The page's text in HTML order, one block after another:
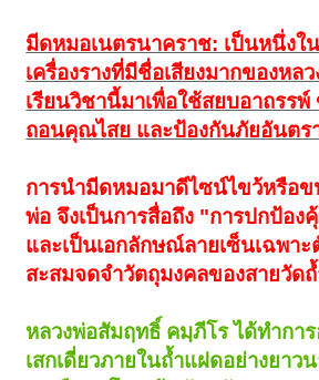
มีดหมอเนตรนาคราช: เป็นหนึ่งใ
เครื่องรางที่มีชื่อเสียงมากของหล
เรียนวิชานี้มาเพื่อใช้สยบอาถรร
ถอนคุณไสย และป้องกันภัยอันตร
การนำมีดหมอมาดีไซน์ไขว้หรือข
พ่อ จึงเป็นการสื่อถึง "การปกป้อง
และเป็นเอกลักษณ์ลายเซ็นเฉพา
สะสมจดจำวัตถุมงคลของสายวัด
หลวงพ่อสัมฤทธิ์ คมฺภีโร ได้ทำกา
เสกเดี่ยวภายในถ้ำแฝดอย่างยาว